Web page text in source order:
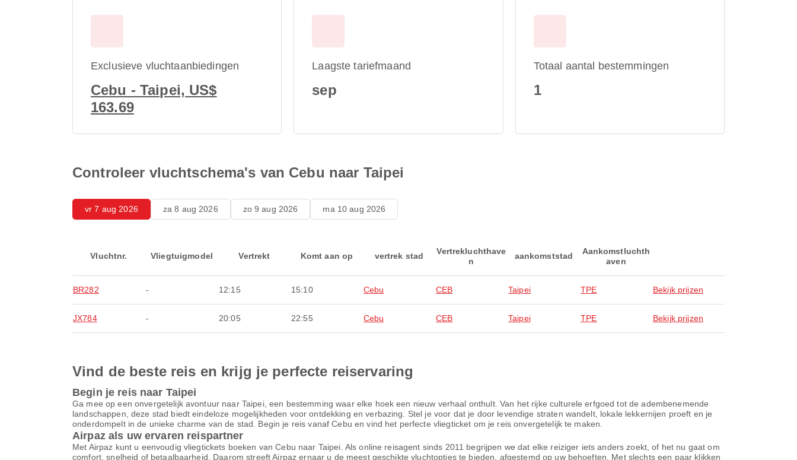
Exclusieve vluchtaanbiedingen
Cebu - Taipei, US$
163.69
Laagste tariefmaand
sep
Totaal aantal bestemmingen
1
Controleer vluchtschema's van Cebu naar Taipei
vr 7 aug 2026 za 8 aug 2026 zo 9 aug 2026 ma 10 aug 2026
Vluchtnr. Vliegtuigmodel Vertrekt Komt aan op vertrek stad
Vertrekluchthave
n
aankomststad
Aankomstluchth
aven
BR282 - 12:15 15:10 Cebu CEB Taipei TPE Bekijk prijzen
JX784 - 20:05 22:55 Cebu CEB Taipei TPE Bekijk prijzen
Vind de beste reis en krijg je perfecte reiservaring
Begin je reis naar Taipei
Ga mee op een onvergetelijk avontuur naar Taipei, een bestemming waar elke hoek een nieuw verhaal onthult. Van het rijke culturele erfgoed tot de adembenemende
landschappen, deze stad biedt eindeloze mogelijkheden voor ontdekking en verbazing. Stel je voor dat je door levendige straten wandelt, lokale lekkernijen proeft en je
onderdompelt in de unieke charme van de stad. Begin je reis vanaf Cebu en vind het perfecte vliegticket om je reis onvergetelijk te maken.
Airpaz als uw ervaren reispartner
Met Airpaz kunt u eenvoudig vliegtickets boeken van Cebu naar Taipei. Als online reisagent sinds 2011 begrijpen we dat elke reiziger iets anders zoekt, of het nu gaat om
comfort, snelheid of betaalbaarheid. Daarom streeft Airpaz ernaar u de meest geschikte vluchtopties te bieden, afgestemd op uw behoeften. Met slechts een paar klikken